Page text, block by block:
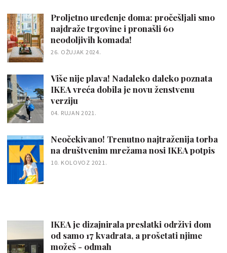
Proljetno uređenje doma: pročešljali smo
najdraže trgovine i pronašli 60
neodoljivih komada!
26. OŽUJAK 2024.
Više nije plava! Nadaleko daleko poznata
IKEA vreća dobila je novu ženstvenu
verziju
04. RUJAN 2021.
Neočekivano! Trenutno najtraženija torba
na društvenim mrežama nosi IKEA potpis
10. KOLOVOZ 2021.
IKEA je dizajnirala preslatki održivi dom
od samo 17 kvadrata, a prošetati njime
možeš - odmah